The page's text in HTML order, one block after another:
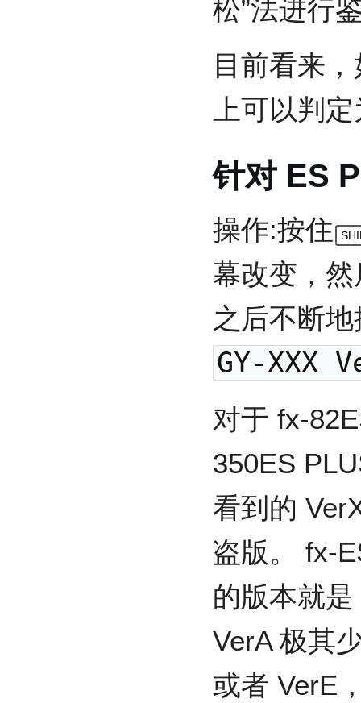
松”法进行
目前看来
上可以判
针对 ES
操作:按住
幕改变，
之后不断地
GY-XXX
对于 fx-
350ES
看到的
盗版。 fx-
的版本就
VerA 极其
或者 VerE